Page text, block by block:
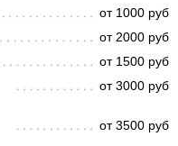
от 1000 руб
от 2000 руб
от 1500 руб
от 3000 руб
от 3500 руб